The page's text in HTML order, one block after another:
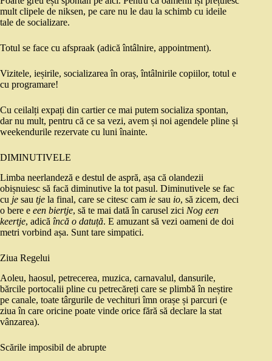
mult clipele de niksen, pe care nu le dau la schimb cu ideile
tale de socializare.
Totul se face cu afspraak (adică întâlnire, appointment).
Vizitele, ieșirile, socializarea în oraș, întâlnirile copiilor, totul e
cu programare!
Cu ceilalți expați din cartier ce mai putem socializa spontan,
dar nu mult, pentru că ce sa vezi, avem și noi agendele pline și
weekendurile rezervate cu luni înainte.
DIMINUTIVELE
Limba neerlandeză e destul de aspră, așa că olandezii
obișnuiesc să facă diminutive la tot pasul. Diminutivele se fac
cu je sau tje la final, care se citesc cam ie sau io, să zicem, deci
o bere e een biertje, să te mai dată în carusel zici Nog een
keertje, adică încă o datuță. E amuzant să vezi oameni de doi
metri vorbind așa. Sunt tare simpatici.
Ziua Regelui
Aoleu, haosul, petrecerea, muzica, carnavalul, dansurile,
bărcile portocalii pline cu petrecăreți care se plimbă în neștire
pe canale, toate târgurile de vechituri îmn orașe și parcuri (e
ziua în care oricine poate vinde orice fără să declare la stat
vânzarea).
Scările imposibil de abrupte